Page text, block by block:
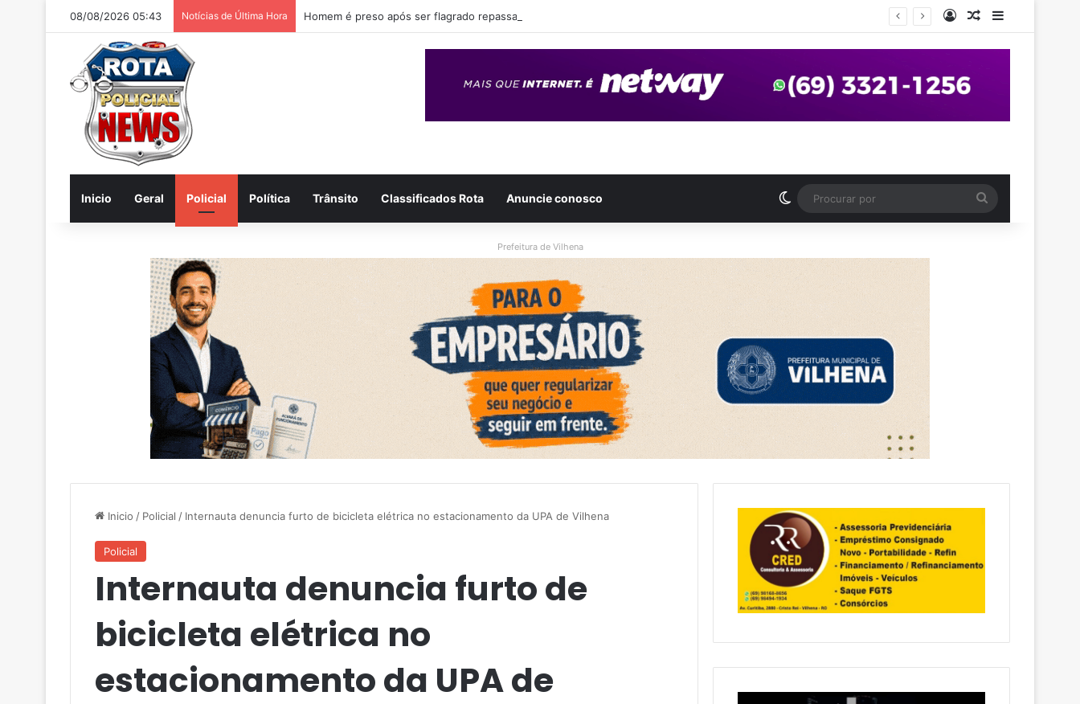
08/08/2026 05:43 Notícias de Última Hora Homem é preso após ser flagrado repassando porção de maconha a garoto de 14 anos em praça de Vilhena EntrarArtigo aleatório
Inicio Geral Policial Política Trânsito Classificados Rota Anuncie conosco Switch skin
por
Prefeitura de Vilhena
Inicio / Policial / Internauta denuncia furto de bicicleta elétrica no estacionamento da UPA de Vilhena
Policial
Internauta denuncia furto de
bicicleta elétrica no
estacionamento da UPA de